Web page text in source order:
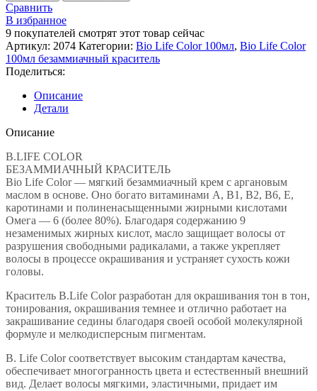
Сравнить
В избранное
9 покупателей смотрят этот товар сейчас
Артикул: 2074 Категории: Bio Life Color 100мл, Bio Life Color
100мл безаммиачный краситель
Поделиться:
Описание
Детали
Описание
B.LIFE COLOR
БЕЗАММИАЧНЫЙ КРАСИТЕЛЬ
Bio Life Color — мягкий безаммиачный крем с аргановым
маслом в основе. Оно богато витаминами A, B1, B2, B6, E,
каротинами и полиненасыщенными жирными кислотами
Омега — 6 (более 80%). Благодаря содержанию 9
незаменимых жирных кислот, масло защищает волосы от
разрушения свободными радикалами, а также укрепляет
волосы в процессе окрашивания и устраняет сухость кожи
головы.
Краситель B.Life Color разработан для окрашивания тон в тон,
тонирования, окрашивания темнее и отлично работает на
закрашивание седины благодаря своей особой молекулярной
формуле и мелкодисперсным пигментам.
B. Life Color соответствует высоким стандартам качества,
обеспечивает многогранность цвета и естественный внешний
вид. Делает волосы мягкими, эластичными, придает им